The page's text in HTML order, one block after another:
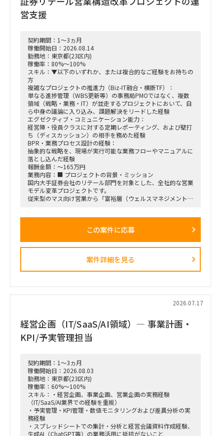
（PM/PL補助業務）
働き方：要相談（リモートワーク中心を想定）
営支援
契約期間：1～3ヵ月
稼働開始日：2026.08.14
勤務地：東京都(23区内)
稼働率：80%～100%
スキル：▼以下のいずれか、または複合的なご経験をお持ちの
方
複雑なプロジェクトの推進力（Biz-IT融合・横断TF）：
単なる進捗管理（WBS更新等）の事務局PMOではなく、複数
領域（戦略・業務・IT）が並走するプロジェクトにおいて、自
ら中身の議論に入り込み、課題解決をリードした経験
エグゼクティブ・コミュニケーション能力：
経営陣・役員クラスに対する定期レポーティング、および壁打
ち（ディスカッション）の相手を務めた経験
BPR・業務プロセス設計の経験：
抽象的な戦略を、現場が実行可能な業務フローやマニュアルに
落とし込んだ経験
報酬金額：～165万円
業務内容：■ プロジェクトの背景・ミッション
国内大手証券会社のリテール部門を対象とした、全社的な営業
モデル変革プロジェクトです。
従来型のマス向け営業から「富裕層（ウェルスマネジメント）
戦略ファームが描いた絵に留まらず、組織再編、営業プロセス
動変容までを一気通貫で実現することが本プロジェクトの最大
■ 担当いただくポジション・役割
身の企画検討」
単なる進捗管理（事務局型PMO）ではなく、ビジネスと
IT（AI）の両面から中身の議論に入り込み、プロジェクトを実
■ 具体的な業務内容
富裕層向けセグメント戦略、KPI設計、新営業モデル設計など
経営・役員クラスに対する定期的なレポーティングおよび直接
のディスカッション（壁打ち）への参画。
「バディAI」「AIロープレ」「ダッシュボード」等の最先端ツ
ールの要件定義から、それを現場の営業員にどう使わせるか
（行動変容設計）までの定着化支援。
支店長やトップ営業経験を持つクライアント（証券会社側）の
コアメンバーとタッグを組み、現場のリアルな知見を取り込み
ながら実効性の高い設計を行います。
この案件に応募
案件詳細を見る
2026.07.17
経営企画（IT/SaaS/AI領域）— 事業計画・
KPI/予実管理担当
契約期間：1～3ヵ月
稼働開始日：2026.08.03
勤務地：東京都(23区内)
稼働率：60%～100%
スキル：・経営企画、事業企画、営業企画の実務経験
（IT/SaaS/AI業界での経験を重視）
・予実管理・KPI管理・数値モニタリングおよび差異分析の実
務経験
・スプレッドシートでの集計・分析と経営会議資料作成経験、
生成AI（ChatGPT等）の業務活用に抵抗がないこと